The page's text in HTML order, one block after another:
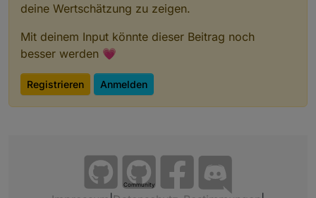
deine Wertschätzung zu zeigen.
Mit deinem Input könnte dieser Beitrag noch
besser werden 💗
Registrieren Anmelden
Community